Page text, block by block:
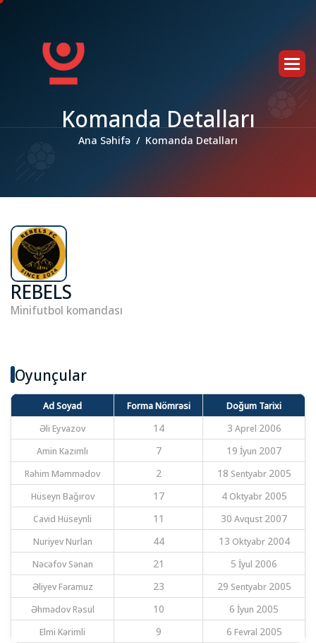
Komanda Detalları
Ana Səhifə Komanda Detalları
REBELS
Minifutbol komandası
Oyunçular
Ad Soyad Forma Nömrəsi
Doğum Tarixi
Əli Eyvazov
14
3 Aprel 2006
Amin Kazımlı
7
19 İyun 2007
Rəhim Məmmədov
2
18 Sentyabr 2005
Hüseyn Bağırov
17
4 Oktyabr 2005
Cavid Hüseynli
11
30 Avqust 2007
Nuriyev Nurlan
44
13 Oktyabr 2004
Nəcəfov Sənan
21
5 İyul 2006
Əliyev Fəramuz
23
29 Sentyabr 2005
Əhmədov Rəsul
10
6 İyun 2005
Elmi Kərimli
9 6 Fevral 2005